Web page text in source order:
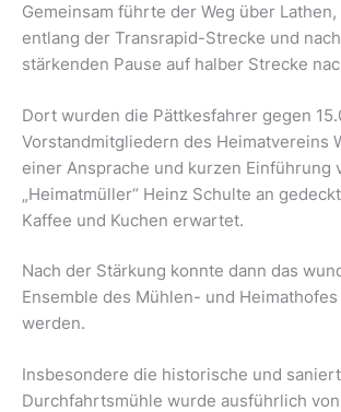
Gemeinsam führte der Weg über
entlang der Transrapid-Strecke und
stärkenden Pause auf halber Strecke
Dort wurden die Pättkesfahrer gegen
Vorstandmitgliedern des Heimatvereins
einer Ansprache und kurzen Einführung
„Heimatmüller“ Heinz Schulte an
Kaffee und Kuchen erwartet.
Nach der Stärkung konnte dann das
Ensemble des Mühlen- und
werden.
Insbesondere die historische und
Durchfahrtsmühle wurde ausführlich